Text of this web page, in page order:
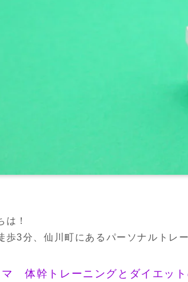
は！
歩3分、仙川町にあるパーソナルトレ
体幹トレーニングとダイエット